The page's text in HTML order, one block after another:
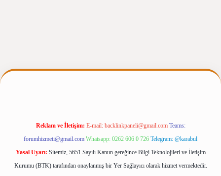
betexpergir.net
Reklam ve İletişim: E-mail: backlinkpaneli@gmail.com Teams:
forumhizmeti@gmail.com Whatsapp: 0262 606 0 726 Telegram: @karabul
Yasal Uyarı: Sitemiz, 5651 Sayılı Kanun gereğince Bilgi Teknolojileri ve İletişim
Kurumu (BTK) tarafından onaylanmış bir Yer Sağlayıcı olarak hizmet vermektedir.